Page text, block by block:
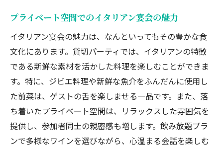
プライベート空間でのイタリアン宴会の魅力
イタリアン宴会の魅力は、なんといってもその豊かな食
文化にあります。貸切パーティでは、イタリアンの特徴
である新鮮な素材を活かした料理を楽しむことができま
す。特に、ジビエ料理や新鮮な魚介をふんだんに使用し
た前菜は、ゲストの舌を楽しませる一品です。また、落
ち着いたプライベート空間は、リラックスした雰囲気を
提供し、参加者同士の親密感も増します。飲み放題プラ
ンで多様なワインを選びながら、心温まる会話を楽しむ